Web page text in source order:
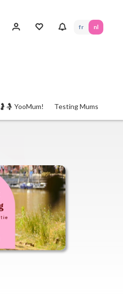
fr nl
🤰🤱 YooMum! Testing Mums